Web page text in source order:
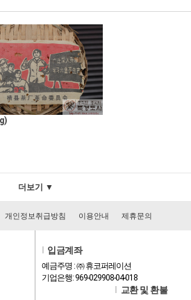
더보기 ▼
개인정보취급방침 이용안내 제휴문의
입금계좌
예금주명 : ㈜ 휴코퍼레이션
기업은행: 969-029908-04-018
교환 및 환불